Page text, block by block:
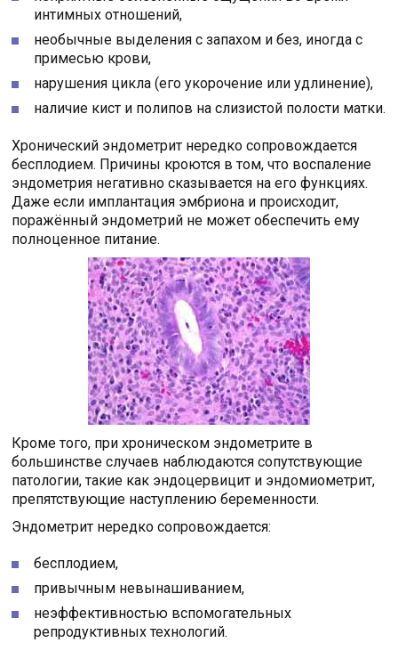
интимных отношений,
необычные выделения с запахом и без, иногда с
примесью крови,
нарушения цикла (его укорочение или удлинение),
наличие кист и полипов на слизистой полости матки.
Хронический эндометрит нередко сопровождается
бесплодием. Причины кроются в том, что воспаление
эндометрия негативно сказывается на его функциях.
Даже если имплантация эмбриона и происходит,
поражённый эндометрий не может обеспечить ему
полноценное питание.
Кроме того, при хроническом эндометрите в
большинстве случаев наблюдаются сопутствующие
патологии, такие как эндоцервицит и эндомиометрит,
препятствующие наступлению беременности.
Эндометрит нередко сопровождается:
бесплодием,
привычным невынашиванием,
неэффективностью вспомогательных
репродуктивных технологий.